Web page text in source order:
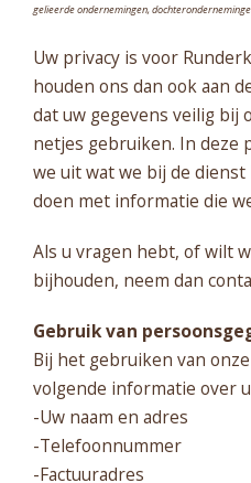
gelieerde ondernemingen,
Uw privacy is voor
houden ons dan ook aan
dat uw gegevens veilig bij
netjes gebruiken. In deze
we uit wat we bij de dienst
doen met informatie die
Als u vragen hebt, of wilt
bijhouden, neem dan
Gebruik van
Bij het gebruiken van
volgende informatie over
-Uw naam en adres
-Telefoonnummer
-Factuuradres